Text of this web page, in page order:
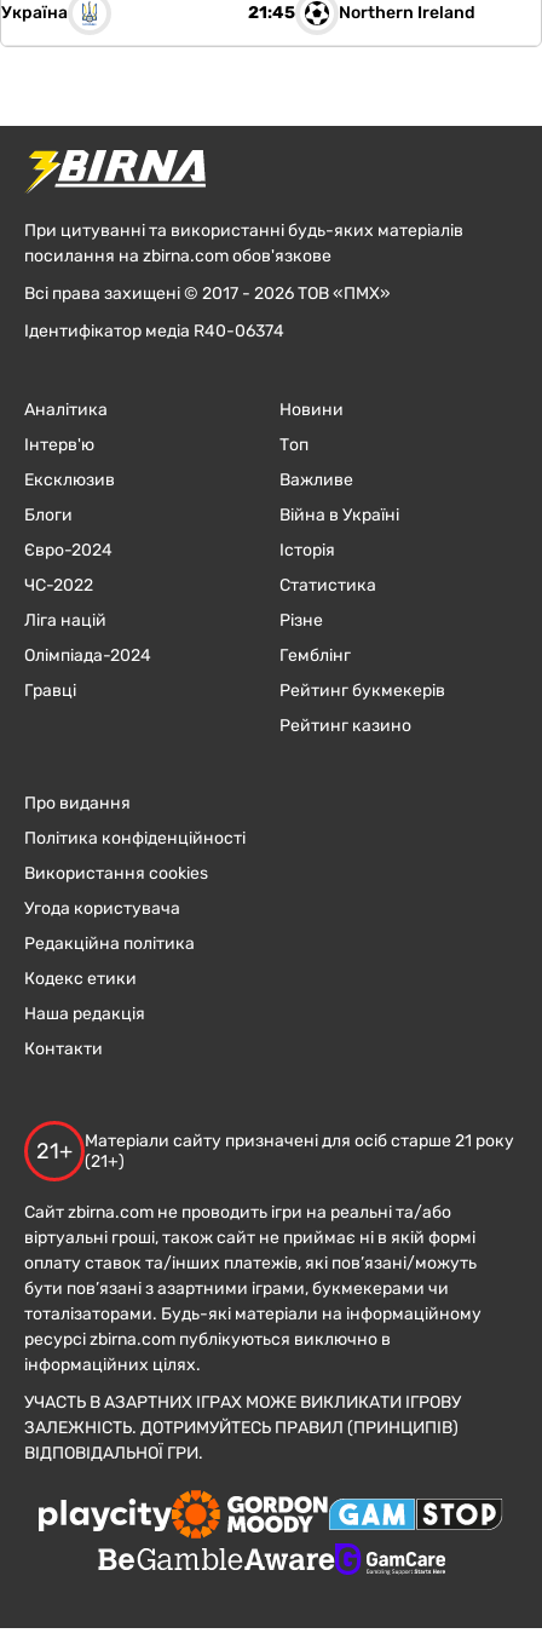
Україна 21:45 Northern Ireland
При цитуванні та використанні будь-яких матеріалів
посилання на zbirna.com обов'язкове
Всі права захищені © 2017 - 2026 ТОВ «ПМХ»
Ідентифікатор медіа R40-06374
Аналітика
Інтерв'ю
Ексклюзив
Блоги
Євро-2024
ЧC-2022
Ліга націй
Олімпіада-2024
Гравці
Новини
Топ
Важливе
Війна в Україні
Історія
Статистика
Різне
Гемблінг
Рейтинг букмекерів
Рейтинг казино
Про видання
Політика конфіденційності
Використання cookies
Угода користувача
Редакційна політика
Кодекс етики
Наша редакція
Контакти
21+
Матеріали сайту призначені для осіб старше 21 року
(21+)
Сайт zbirna.com не проводить ігри на реальні та/або
віртуальні гроші, також сайт не приймає ні в якій формі
оплату ставок та/інших платежів, які пов’язані/можуть
бути пов’язані з азартними іграми, букмекерами чи
тоталізаторами. Будь-які матеріали на інформаційному
ресурсі zbirna.com публікуються виключно в
інформаційних цілях.
УЧАСТЬ В АЗАРТНИХ ІГРАХ МОЖЕ ВИКЛИКАТИ ІГРОВУ
ЗАЛЕЖНІСТЬ. ДОТРИМУЙТЕСЬ ПРАВИЛ (ПРИНЦИПІВ)
ВІДПОВІДАЛЬНОЇ ГРИ.